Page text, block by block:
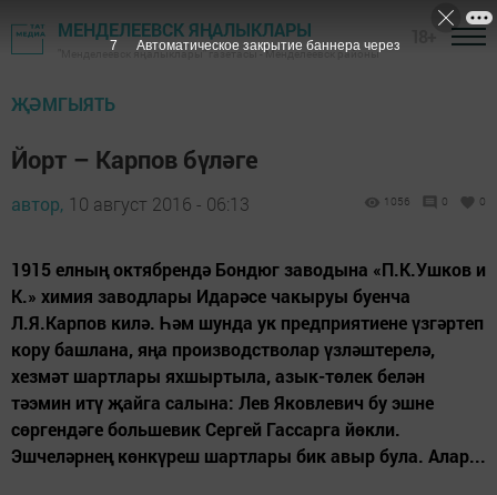
МЕНДЕЛЕЕВСК ЯҢАЛЫКЛАРЫ
"Менделеевск яңалыклары" газетасы - Менделеевск районы
ҖӘМГЫЯТЬ
Йорт – Карпов бүләге
автор, 10 август 2016 - 06:13 1056 0 0
1915 елның октябрендә Бондюг заводына «П.К.Ушков и
К.» химия заводлары Идарәсе чакыруы буенча
Л.Я.Карпов килә. Һәм шунда ук предприятиене үзгәртеп
кору башлана, яңа производстволар үзләштерелә,
хезмәт шартлары яхшыртыла, азык-төлек белән
тәэмин итү җайга салына: Лев Яковлевич бу эшне
сөргендәге большевик Сергей Гассарга йөкли.
Эшчеләрнең көнкүреш шартлары бик авыр була. Алар...
6 Автоматическое закрытие баннера через